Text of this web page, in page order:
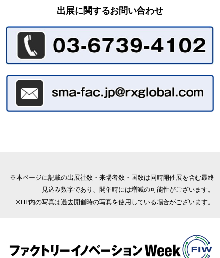
出展に関するお問い合わせ
※本ページに記載の出展社数・来場者数・国数は同時開催展を含む最終
見込み数字であり、開催時には増減の可能性がございます。
※HP内の写真は過去開催時の写真を使用している場合がございます。